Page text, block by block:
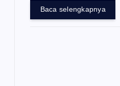
Baca selengkapnya